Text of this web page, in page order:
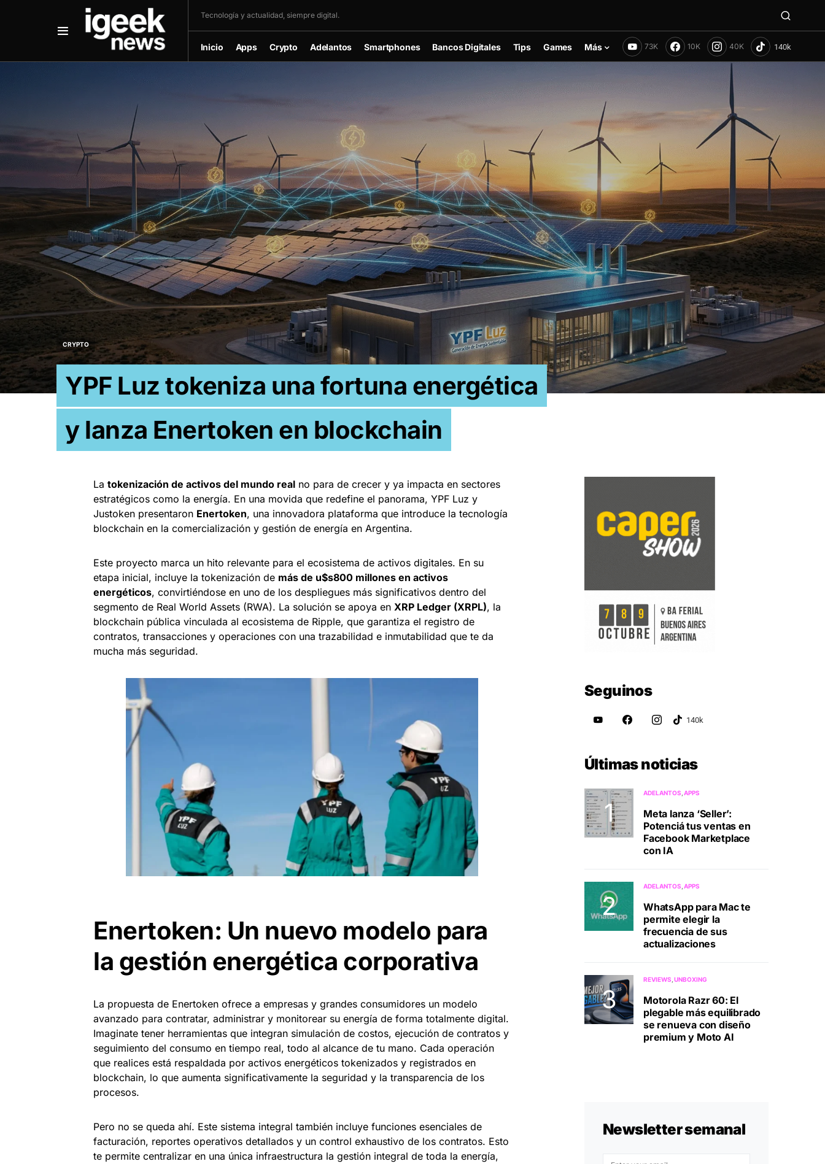
Tecnología y actualidad, siempre digital.
Inicio Apps Crypto Adelantos Smartphones Bancos Digitales Tips Games Más 73K 10K 40K
CRYPTO
YPF Luz tokeniza una fortuna energética
y lanza Enertoken en blockchain
La tokenización de activos del mundo real no para de crecer y ya impacta en sectores
estratégicos como la energía. En una movida que redefine el panorama, YPF Luz y
Justoken presentaron Enertoken, una innovadora plataforma que introduce la tecnología
blockchain en la comercialización y gestión de energía en Argentina.
Este proyecto marca un hito relevante para el ecosistema de activos digitales. En su
etapa inicial, incluye la tokenización de más de u$s800 millones en activos
energéticos, convirtiéndose en uno de los despliegues más significativos dentro del
segmento de Real World Assets (RWA). La solución se apoya en XRP Ledger (XRPL), la
blockchain pública vinculada al ecosistema de Ripple, que garantiza el registro de
contratos, transacciones y operaciones con una trazabilidad e inmutabilidad que te da
mucha más seguridad.
Enertoken: Un nuevo modelo para
la gestión energética corporativa
La propuesta de Enertoken ofrece a empresas y grandes consumidores un modelo
avanzado para contratar, administrar y monitorear su energía de forma totalmente digital.
Imaginate tener herramientas que integran simulación de costos, ejecución de contratos y
seguimiento del consumo en tiempo real, todo al alcance de tu mano. Cada operación
que realices está respaldada por activos energéticos tokenizados y registrados en
blockchain, lo que aumenta significativamente la seguridad y la transparencia de los
procesos.
Pero no se queda ahí. Este sistema integral también incluye funciones esenciales de
facturación, reportes operativos detallados y un control exhaustivo de los contratos. Esto
te permite centralizar en una única infraestructura la gestión integral de toda la energía,
Seguinos
Últimas noticias
ADELANTOS APPS
Meta lanza ‘Seller’:
Potenciá tus ventas en
Facebook Marketplace
con IA
ADELANTOS APPS
WhatsApp para Mac te
permite elegir la
frecuencia de sus
actualizaciones
REVIEWS UNBOXING
Motorola Razr 60: El
plegable más equilibrado
se renueva con diseño
premium y Moto AI
Newsletter semanal